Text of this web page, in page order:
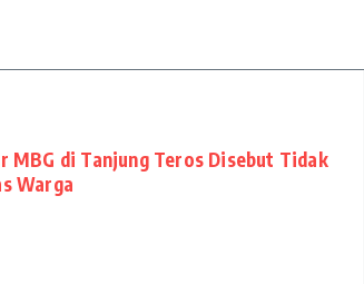
MBG di Tanjung Teros Disebut Tidak
Warga